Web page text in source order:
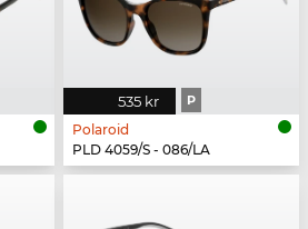
535 kr P
Polaroid
PLD 4059/S - 086/LA